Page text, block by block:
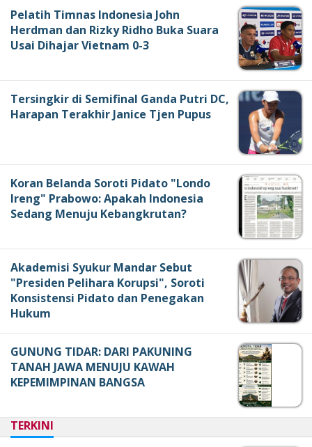
Pelatih Timnas Indonesia John
Herdman dan Rizky Ridho Buka Suara
Usai Dihajar Vietnam 0-3
Tersingkir di Semifinal Ganda Putri DC,
Harapan Terakhir Janice Tjen Pupus
Koran Belanda Soroti Pidato "Londo
Ireng" Prabowo: Apakah Indonesia
Sedang Menuju Kebangkrutan?
Akademisi Syukur Mandar Sebut
"Presiden Pelihara Korupsi", Soroti
Konsistensi Pidato dan Penegakan
Hukum
GUNUNG TIDAR: DARI PAKUNING
TANAH JAWA MENUJU KAWAH
KEPEMIMPINAN BANGSA
TERKINI